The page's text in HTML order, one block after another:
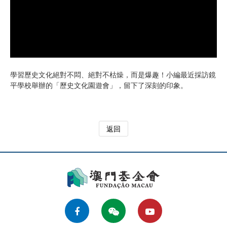
學習歷史文化絕對不悶、絕對不枯燥，而是爆趣！小編最近採訪鏡
平學校舉辦的「歷史文化園遊會」，留下了深刻的印象。
返回